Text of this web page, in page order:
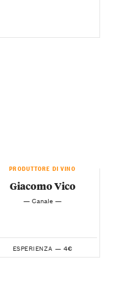
PRODUTTORE DI VINO
Giacomo Vico
— Canale —
ESPERIENZA — 4€